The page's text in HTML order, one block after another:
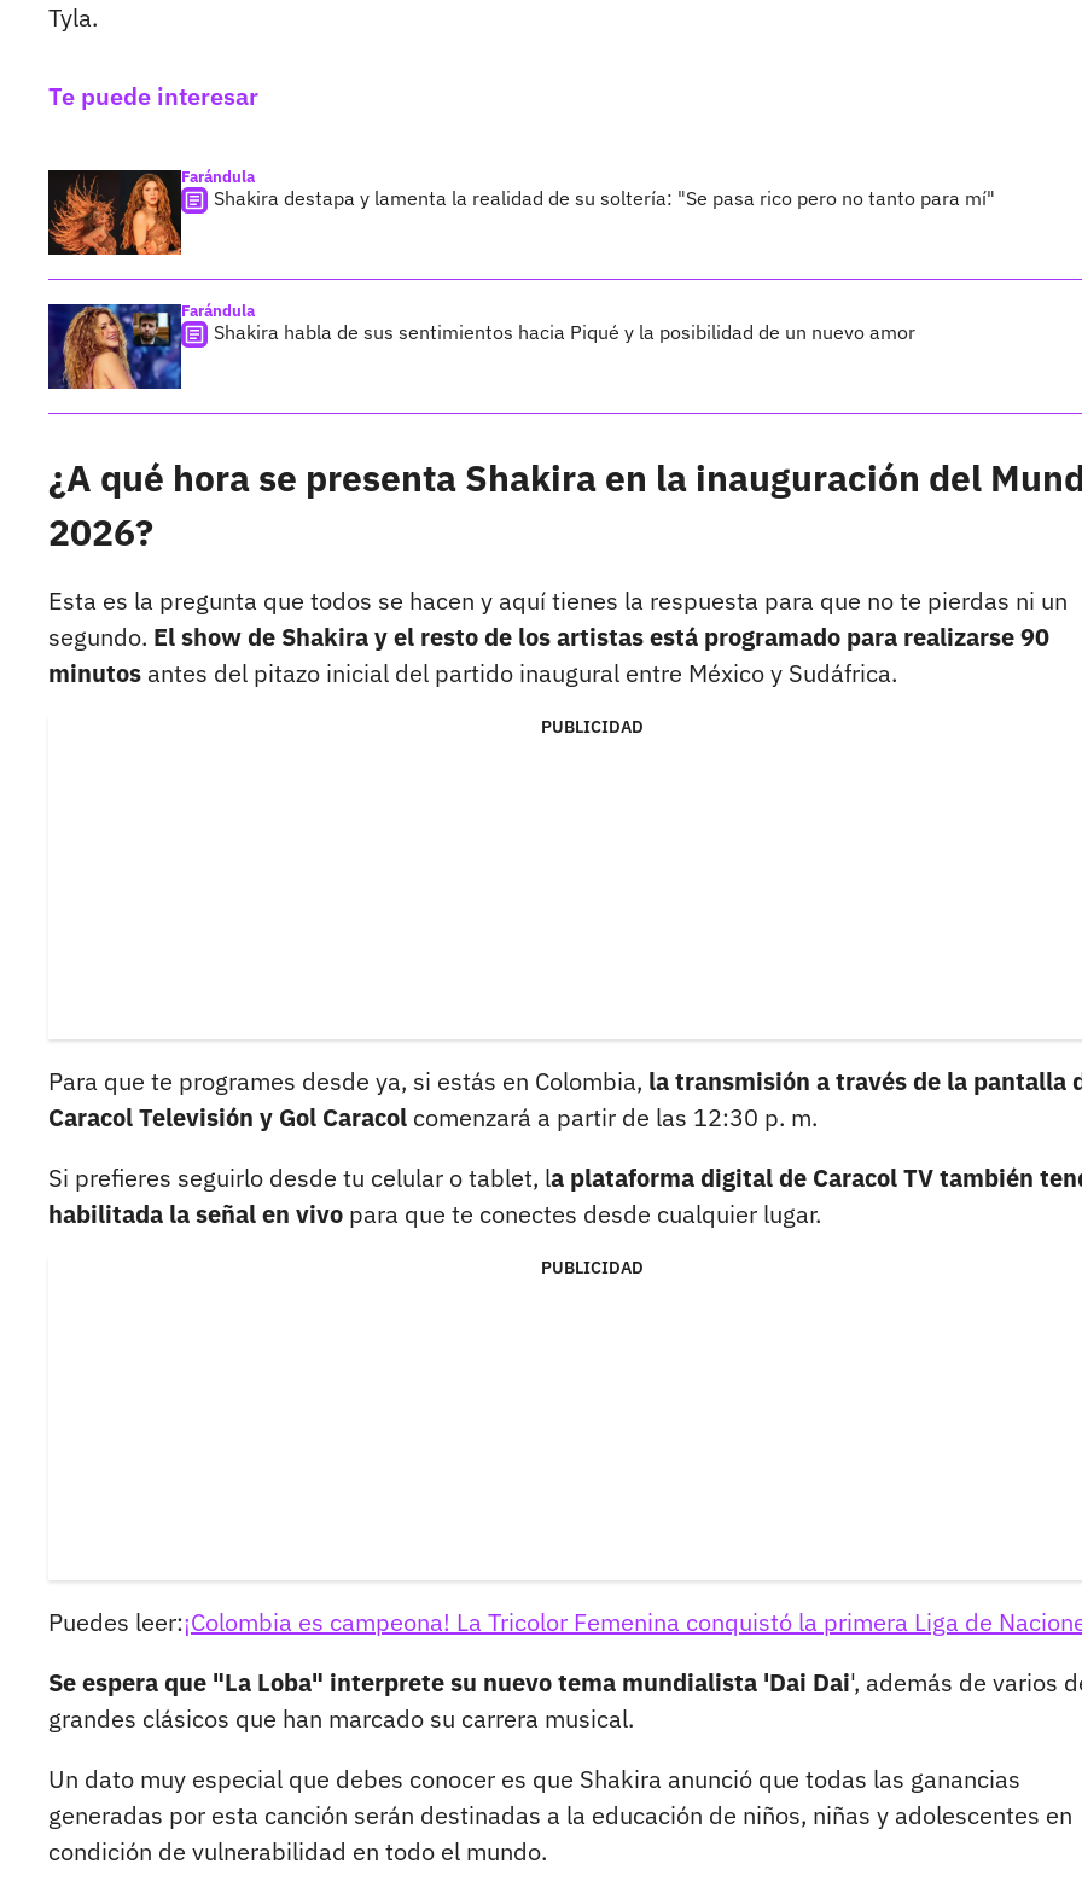
Tyla.
Te puede interesar
Farándula
Shakira destapa y lamenta la realidad de su soltería: "Se pasa rico pero no tanto para mí"
Farándula
Shakira habla de sus sentimientos hacia Piqué y la posibilidad de un nuevo amor
¿A qué hora se presenta Shakira en la inauguración del
2026?
Esta es la pregunta que todos se hacen y aquí tienes la respuesta para que no te pierdas ni un
segundo. El show de Shakira y el resto de los artistas está programado para realizarse 90
minutos antes del pitazo inicial del partido inaugural entre México y Sudáfrica.
PUBLICIDAD
Para que te programes desde ya, si estás en Colombia, la transmisión a través de la pantalla
Caracol Televisión y Gol Caracol comenzará a partir de las 12:30 p. m.
Si prefieres seguirlo desde tu celular o tablet, la plataforma digital de Caracol TV también
habilitada la señal en vivo para que te conectes desde cualquier lugar.
PUBLICIDAD
Puedes leer:¡Colombia es campeona! La Tricolor Femenina conquistó la primera Liga de
Se espera que "La Loba" interprete su nuevo tema mundialista 'Dai Dai', además de varios
grandes clásicos que han marcado su carrera musical.
Un dato muy especial que debes conocer es que Shakira anunció que todas las ganancias
generadas por esta canción serán destinadas a la educación de niños, niñas y adolescentes en
condición de vulnerabilidad en todo el mundo.